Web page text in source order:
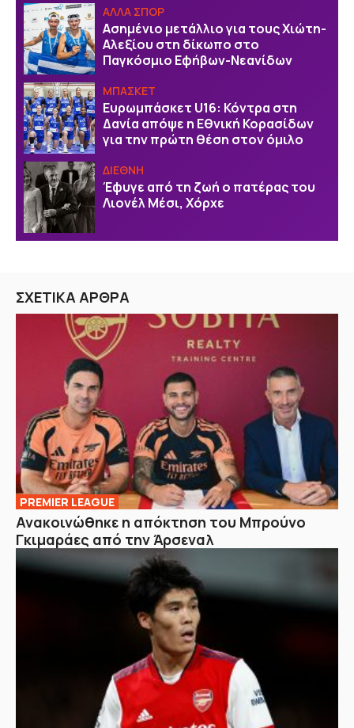
ΑΛΛΑ ΣΠΟΡ
Ασημένιο μετάλλιο για τους Χιώτη-
Αλεξίου στη δίκωπο στο
Παγκόσμιο Εφήβων-Νεανίδων
ΜΠΑΣΚΕΤ
Ευρωμπάσκετ U16: Κόντρα στη
Δανία απόψε η Εθνική Κορασίδων
για την πρώτη θέση στον όμιλο
ΔΙΕΘΝΗ
Έφυγε από τη ζωή ο πατέρας του
Λιονέλ Μέσι, Χόρχε
ΣΧΕΤΙΚΑ ΑΡΘΡΑ
PREMIER LEAGUE
Ανακοινώθηκε η απόκτηση του Μπρούνο
Γκιμαράες από την Άρσεναλ